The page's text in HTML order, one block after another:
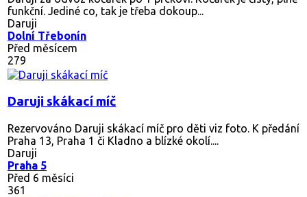
funkční. Jediné co, tak je třeba dokoup...
Daruji
Dolní Třebonín
Před měsícem
279
Daruji skákací míč
Rezervováno Daruji skákací míč pro děti viz foto. K předání
Praha 13, Praha 1 či Kladno a blízké okolí....
Daruji
Praha 5
Před 6 měsíci
361